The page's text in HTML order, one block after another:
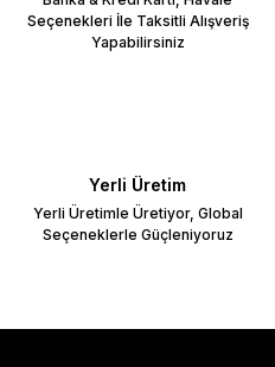
Seçenekleri İle Taksitli Alışveriş
Yapabilirsiniz
Yerli Üretim
Yerli Üretimle Üretiyor, Global
Seçeneklerle Güçleniyoruz